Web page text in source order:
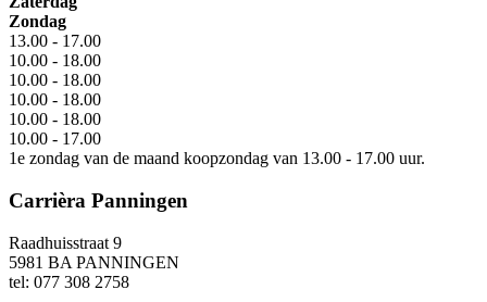
Zondag
13.00 - 17.00
10.00 - 18.00
10.00 - 18.00
10.00 - 18.00
10.00 - 18.00
10.00 - 17.00
1e zondag van de maand koopzondag van 13.00 - 17.00 uur.
Carrièra Panningen
Raadhuisstraat 9
5981 BA PANNINGEN
tel: 077 308 2758